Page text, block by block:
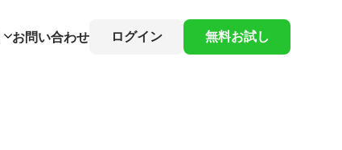
お問い合わせ ログイン 無料お試し